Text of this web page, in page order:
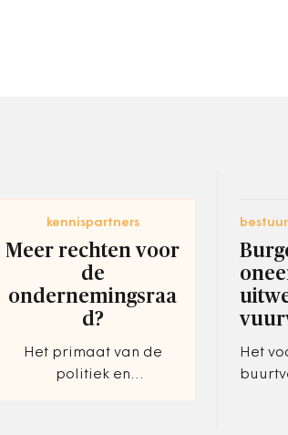
kennispartners
Meer rechten voor
de
ondernemingsraa
d?
Het primaat van de
politiek en
Het